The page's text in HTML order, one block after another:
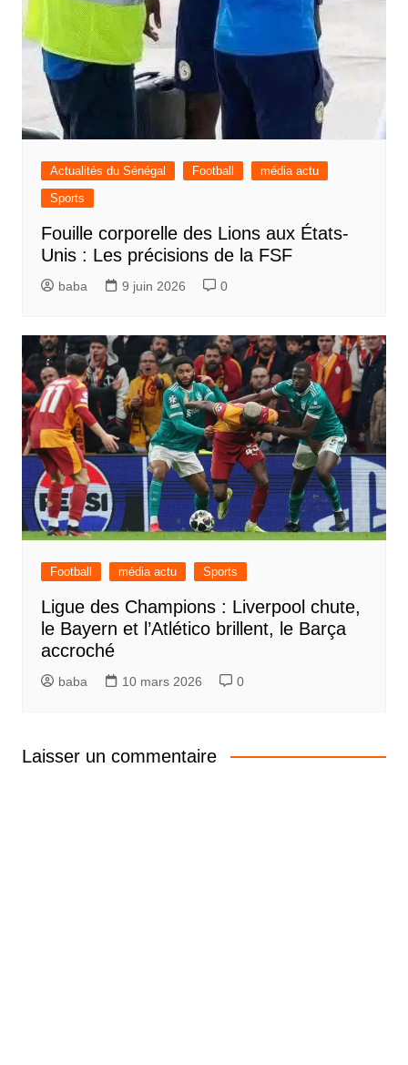
Actualités du Sénégal Football
média actu
Sports
Fouille corporelle des Lions aux États-
Unis : Les précisions de la FSF
baba 9 juin 2026 0
Football média actu Sports
Ligue des Champions : Liverpool chute,
le Bayern et l’Atlético brillent, le Barça
accroché
baba 10 mars 2026 0
Laisser un commentaire